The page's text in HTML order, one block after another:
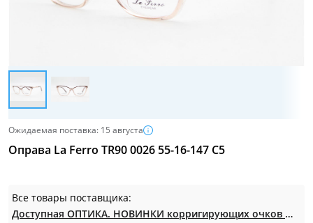
Ожидаемая поставка: 15 августа
Оправа La Ferro TR90 0026 55-16-147 C5
Все товары поставщика:
Доступная ОПТИКА. НОВИНКИ корригирующих очков по СУПЕР ценам. Таких нет на МП.